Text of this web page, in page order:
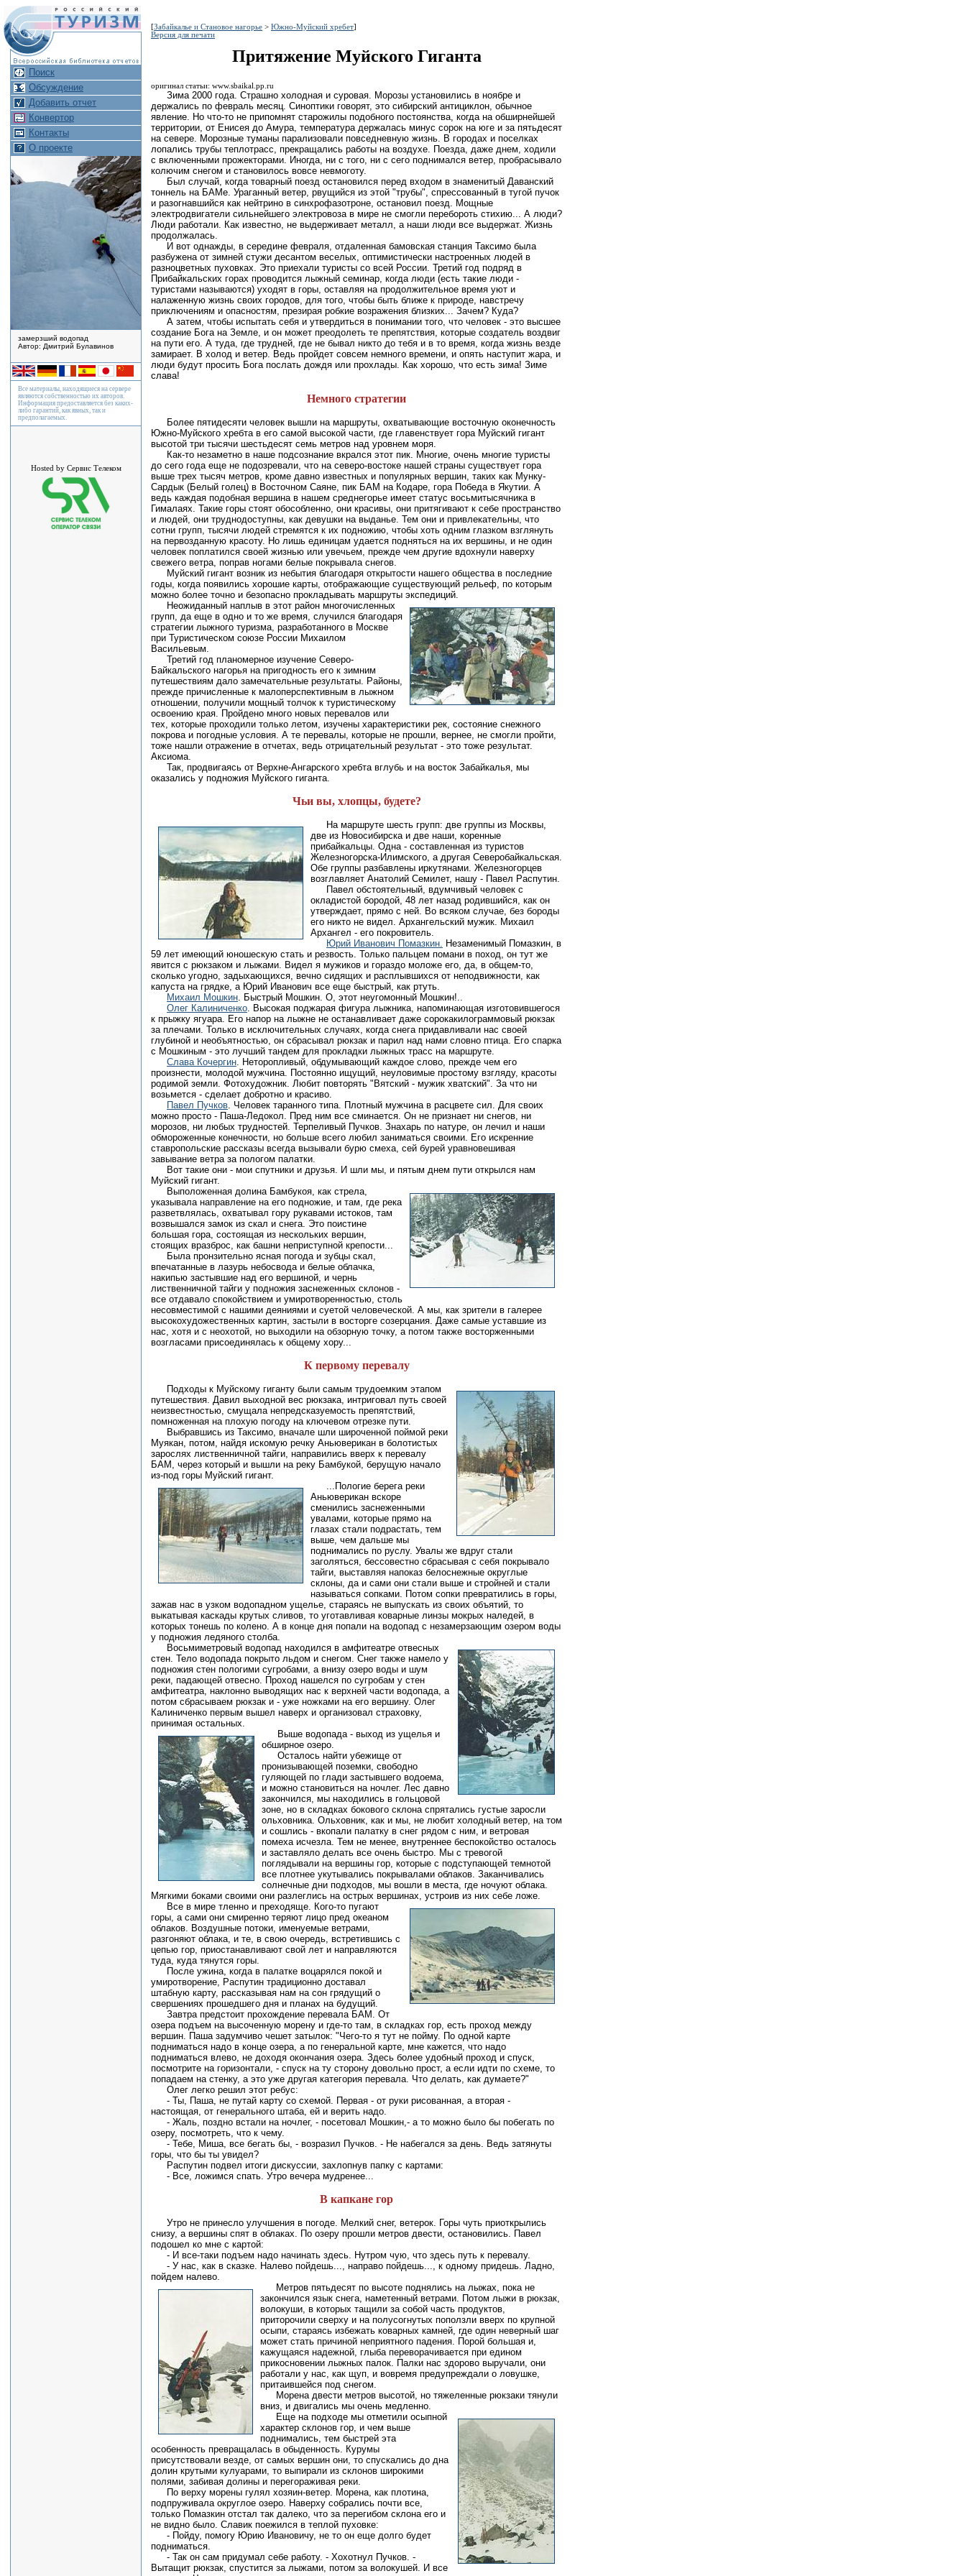
Поиск
Обсуждение
Добавить отчет
Конвертор
Контакты
О проекте
замерзший водопад
Автор: Дмитрий Булавинов
Все материалы, находящиеся на сервере
являются собственностью их авторов.
Информация предоставляется без каких-
либо гарантий, как явных, так и
предполагаемых.
Hosted by Сервис Телеком
[Забайкалье и Становое нагорье > Южно-Муйский хребет]
Версия для печати
Притяжение Муйского Гиганта
оригинал статьи: www.sbaikal.pp.ru
Зима 2000 года. Страшно холодная и суровая. Морозы установились в ноябре и
держались по февраль месяц. Синоптики говорят, это сибирский антициклон, обычное
явление. Но что-то не припомнят старожилы подобного постоянства, когда на обширнейшей
территории, от Енисея до Амура, температура держалась минус сорок на юге и за пятьдесят
на севере. Морозные туманы парализовали повседневную жизнь. В городах и поселках
лопались трубы теплотрасс, прекращались работы на воздухе. Поезда, даже днем, ходили
с включенными прожекторами. Иногда, ни с того, ни с сего поднимался ветер, пробрасывало
колючим снегом и становилось вовсе невмоготу.
Был случай, когда товарный поезд остановился перед входом в знаменитый Даванский
тоннель на БАМе. Ураганный ветер, рвущийся из этой "трубы", спрессованный в тугой пучок
и разогнавшийся как нейтрино в синхрофазотроне, остановил поезд. Мощные
электродвигатели сильнейшего электровоза в мире не смогли перебороть стихию... А люди?
Люди работали. Как известно, не выдерживает металл, а наши люди все выдержат. Жизнь
продолжалась.
И вот однажды, в середине февраля, отдаленная бамовская станция Таксимо была
разбужена от зимней стужи десантом веселых, оптимистически настроенных людей в
разноцветных пуховках. Это приехали туристы со всей России. Третий год подряд в
Прибайкальских горах проводится лыжный семинар, когда люди (есть такие люди -
туристами называются) уходят в горы, оставляя на продолжительное время уют и
налаженную жизнь своих городов, для того, чтобы быть ближе к природе, навстречу
приключениям и опасностям, презирая робкие возражения близких... Зачем? Куда?
А затем, чтобы испытать себя и утвердиться в понимании того, что человек - это высшее
создание Бога на Земле, и он может преодолеть те препятствия, которые создатель воздвиг
на пути его. А туда, где трудней, где не бывал никто до тебя и в то время, когда жизнь везде
замирает. В холод и ветер. Ведь пройдет совсем немного времени, и опять наступит жара, и
люди будут просить Бога послать дождя или прохлады. Как хорошо, что есть зима! Зиме
слава!
Немного стратегии
Более пятидесяти человек вышли на маршруты, охватывающие восточную оконечность
Южно-Муйского хребта в его самой высокой части, где главенствует гора Муйский гигант
высотой три тысячи шестьдесят семь метров над уровнем моря.
Как-то незаметно в наше подсознание вкрался этот пик. Многие, очень многие туристы
до сего года еще не подозревали, что на северо-востоке нашей страны существует гора
выше трех тысяч метров, кроме давно известных и популярных вершин, таких как Мунку-
Сардык (Белый голец) в Восточном Саяне, пик БАМ на Кодаре, гора Победа в Якутии. А
ведь каждая подобная вершина в нашем среднегорье имеет статус восьмитысячника в
Гималаях. Такие горы стоят обособленно, они красивы, они притягивают к себе пространство
и людей, они труднодоступны, как девушки на выданье. Тем они и привлекательны, что
сотни групп, тысячи людей стремятся к их подножию, чтобы хоть одним глазком взглянуть
на первозданную красоту. Но лишь единицам удается подняться на их вершины, и не один
человек поплатился своей жизнью или увечьем, прежде чем другие вдохнули наверху
свежего ветра, поправ ногами белые покрывала снегов.
Муйский гигант возник из небытия благодаря открытости нашего общества в последние
годы, когда появились хорошие карты, отображающие существующий рельеф, по которым
можно более точно и безопасно прокладывать маршруты экспедиций.
Неожиданный наплыв в этот район многочисленных
групп, да еще в одно и то же время, случился благодаря
стратегии лыжного туризма, разработанного в Москве
при Туристическом союзе России Михаилом
Васильевым.
Третий год планомерное изучение Северо-
Байкальского нагорья на пригодность его к зимним
путешествиям дало замечательные результаты. Районы,
прежде причисленные к малоперспективным в лыжном
отношении, получили мощный толчок к туристическому
освоению края. Пройдено много новых перевалов или
тех, которые проходили только летом, изучены характеристики рек, состояние снежного
покрова и погодные условия. А те перевалы, которые не прошли, вернее, не смогли пройти,
тоже нашли отражение в отчетах, ведь отрицательный результат - это тоже результат.
Аксиома.
Так, продвигаясь от Верхне-Ангарского хребта вглубь и на восток Забайкалья, мы
оказались у подножия Муйского гиганта.
Чьи вы, хлопцы, будете?
На маршруте шесть групп: две группы из Москвы,
две из Новосибирска и две наши, коренные
прибайкальцы. Одна - составленная из туристов
Железногорска-Илимского, а другая Северобайкальская.
Обе группы разбавлены иркутянами. Железногорцев
возглавляет Анатолий Семилет, нашу - Павел Распутин.
Павел обстоятельный, вдумчивый человек с
окладистой бородой, 48 лет назад родившийся, как он
утверждает, прямо с ней. Во всяком случае, без бороды
его никто не видел. Архангельский мужик. Михаил
Архангел - его покровитель.
Юрий Иванович Помазкин. Незаменимый Помазкин, в
59 лет имеющий юношескую стать и резвость. Только пальцем помани в поход, он тут же
явится с рюкзаком и лыжами. Видел я мужиков и гораздо моложе его, да, в общем-то,
сколько угодно, задыхающихся, вечно сидящих и расплывшихся от неподвижности, как
капуста на грядке, а Юрий Иванович все еще быстрый, как ртуть.
Михаил Мошкин. Быстрый Мошкин. О, этот неугомонный Мошкин!..
Олег Калиниченко. Высокая поджарая фигура лыжника, напоминающая изготовившегося
к прыжку ягуара. Его напор на лыжне не останавливает даже сорокакилограммовый рюкзак
за плечами. Только в исключительных случаях, когда снега придавливали нас своей
глубиной и необъятностью, он сбрасывал рюкзак и парил над нами словно птица. Его спарка
с Мошкиным - это лучший тандем для прокладки лыжных трасс на маршруте.
Слава Кочергин. Неторопливый, обдумывающий каждое слово, прежде чем его
произнести, молодой мужчина. Постоянно ищущий, неуловимые простому взгляду, красоты
родимой земли. Фотохудожник. Любит повторять "Вятский - мужик хватский". За что ни
возьмется - сделает добротно и красиво.
Павел Пучков. Человек таранного типа. Плотный мужчина в расцвете сил. Для своих
можно просто - Паша-Ледокол. Пред ним все сминается. Он не признает ни снегов, ни
морозов, ни любых трудностей. Терпеливый Пучков. Знахарь по натуре, он лечил и наши
обмороженные конечности, но больше всего любил заниматься своими. Его искренние
ставропольские рассказы всегда вызывали бурю смеха, сей бурей уравновешивая
завывание ветра за пологом палатки.
Вот такие они - мои спутники и друзья. И шли мы, и пятым днем пути открылся нам
Муйский гигант.
Выположенная долина Бамбукоя, как стрела,
указывала направление на его подножие, и там, где река
разветвлялась, охватывал гору рукавами истоков, там
возвышался замок из скал и снега. Это поистине
большая гора, состоящая из нескольких вершин,
стоящих вразброс, как башни неприступной крепости...
Была пронзительно ясная погода и зубцы скал,
впечатанные в лазурь небосвода и белые облачка,
накипью застывшие над его вершиной, и чернь
лиственничной тайги у подножия заснеженных склонов -
все отдавало спокойствием и умиротворенностью, столь
несовместимой с нашими деяниями и суетой человеческой. А мы, как зрители в галерее
высокохудожественных картин, застыли в восторге созерцания. Даже самые уставшие из
нас, хотя и с неохотой, но выходили на обзорную точку, а потом также восторженными
возгласами присоединялась к общему хору...
К первому перевалу
Подходы к Муйскому гиганту были самым трудоемким этапом
путешествия. Давил выходной вес рюкзака, интриговал путь своей
неизвестностью, смущала непредсказуемость препятствий,
помноженная на плохую погоду на ключевом отрезке пути.
Выбравшись из Таксимо, вначале шли широченной поймой реки
Муякан, потом, найдя искомую речку Аньюверикан в болотистых
зарослях лиственничной тайги, направились вверх к перевалу
БАМ, через который и вышли на реку Бамбукой, берущую начало
из-под горы Муйский гигант.
...Пологие берега реки
Аньюверикан вскоре
сменились заснеженными
увалами, которые прямо на
глазах стали подрастать, тем
выше, чем дальше мы
поднимались по руслу. Увалы же вдруг стали
заголяться, бессовестно сбрасывая с себя покрывало
тайги, выставляя напоказ белоснежные округлые
склоны, да и сами они стали выше и стройней и стали
называться сопками. Потом сопки превратились в горы,
зажав нас в узком водопадном ущелье, стараясь не выпускать из своих объятий, то
выкатывая каскады крутых сливов, то уготавливая коварные линзы мокрых наледей, в
которых тонешь по колено. А в конце дня попали на водопад с незамерзающим озером воды
у подножия ледяного столба.
Восьмиметровый водопад находился в амфитеатре отвесных
стен. Тело водопада покрыто льдом и снегом. Снег также намело у
подножия стен пологими сугробами, а внизу озеро воды и шум
реки, падающей отвесно. Проход нашелся по сугробам у стен
амфитеатра, наклонно выводящих нас к верхней части водопада, а
потом сбрасываем рюкзак и - уже ножками на его вершину. Олег
Калиниченко первым вышел наверх и организовал страховку,
принимая остальных.
Выше водопада - выход из ущелья и
обширное озеро.
Осталось найти убежище от
пронизывающей поземки, свободно
гуляющей по глади застывшего водоема,
и можно становиться на ночлег. Лес давно
закончился, мы находились в гольцовой
зоне, но в складках бокового склона спрятались густые заросли
ольховника. Ольховник, как и мы, не любит холодный ветер, на том
и сошлись - вкопали палатку в снег рядом с ним, и ветровая
помеха исчезла. Тем не менее, внутреннее беспокойство осталось
и заставляло делать все очень быстро. Мы с тревогой
поглядывали на вершины гор, которые с подступающей темнотой
все плотнее укутывались покрывалами облаков. Заканчивались
солнечные дни подходов, мы вошли в места, где ночуют облака.
Мягкими боками своими они разлеглись на острых вершинах, устроив из них себе ложе.
Все в мире тленно и преходяще. Кого-то пугают
горы, а сами они смиренно теряют лицо пред океаном
облаков. Воздушные потоки, именуемые ветрами,
разгоняют облака, и те, в свою очередь, встретившись с
цепью гор, приостанавливают свой лет и направляются
туда, куда тянутся горы.
После ужина, когда в палатке воцарялся покой и
умиротворение, Распутин традиционно доставал
штабную карту, рассказывая нам на сон грядущий о
свершениях прошедшего дня и планах на будущий.
Завтра предстоит прохождение перевала БАМ. От
озера подъем на высоченную морену и где-то там, в складках гор, есть проход между
вершин. Паша задумчиво чешет затылок: "Чего-то я тут не пойму. По одной карте
подниматься надо в конце озера, а по генеральной карте, мне кажется, что надо
подниматься влево, не доходя окончания озера. Здесь более удобный проход и спуск,
посмотрите на горизонтали, - спуск на ту сторону довольно прост, а если идти по схеме, то
попадаем на стенку, а это уже другая категория перевала. Что делать, как думаете?"
Олег легко решил этот ребус:
- Ты, Паша, не путай карту со схемой. Первая - от руки рисованная, а вторая -
настоящая, от генерального штаба, ей и верить надо.
- Жаль, поздно встали на ночлег, - посетовал Мошкин,- а то можно было бы побегать по
озеру, посмотреть, что к чему.
- Тебе, Миша, все бегать бы, - возразил Пучков. - Не набегался за день. Ведь затянуты
горы, что бы ты увидел?
Распутин подвел итоги дискуссии, захлопнув папку с картами:
- Все, ложимся спать. Утро вечера мудренее...
В капкане гор
Утро не принесло улучшения в погоде. Мелкий снег, ветерок. Горы чуть приоткрылись
снизу, а вершины спят в облаках. По озеру прошли метров двести, остановились. Павел
подошел ко мне с картой:
- И все-таки подъем надо начинать здесь. Нутром чую, что здесь путь к перевалу.
- У нас, как в сказке. Налево пойдешь..., направо пойдешь..., к одному придешь. Ладно,
пойдем налево.
Метров пятьдесят по высоте поднялись на лыжах, пока не
закончился язык снега, наметенный ветрами. Потом лыжи в рюкзак,
волокуши, в которых тащили за собой часть продуктов,
приторочили сверху и на полусогнутых поползли вверх по крупной
осыпи, стараясь избежать коварных камней, где один неверный шаг
может стать причиной неприятного падения. Порой большая и,
кажущаяся надежной, глыба переворачивается при едином
прикосновении лыжных палок. Палки нас здорово выручали, они
работали у нас, как щуп, и вовремя предупреждали о ловушке,
притаившейся под снегом.
Морена двести метров высотой, но тяжеленные рюкзаки тянули
вниз, и двигались мы очень медленно.
Еще на подходе мы отметили осыпной
характер склонов гор, и чем выше
поднимались, тем быстрей эта
особенность превращалась в обыденность. Курумы
присутствовали везде, от самых вершин они, то спускались до дна
долин крутыми кулуарами, то выпирали из склонов широкими
полями, забивая долины и перегораживая реки.
По верху морены гулял хозяин-ветер. Морена, как плотина,
подпруживала округлое озеро. Наверху собрались почти все,
только Помазкин отстал так далеко, что за перегибом склона его и
не видно было. Славик поежился в теплой пуховке:
- Пойду, помогу Юрию Ивановичу, не то он еще долго будет
подниматься.
- Так он сам придумал себе работу. - Хохотнул Пучков. -
Вытащит рюкзак, спустится за лыжами, потом за волокушей. И все